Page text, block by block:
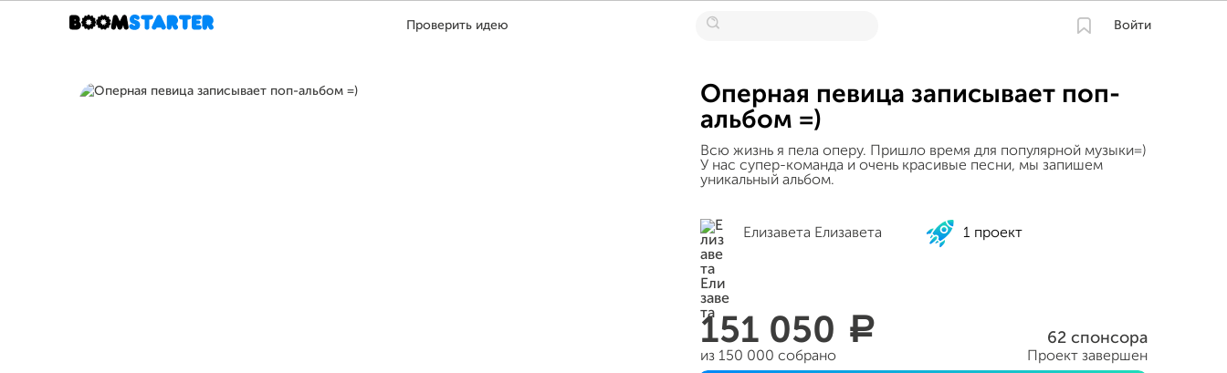
Проверить идею Войти
Оперная певица записывает поп-
альбом =)
Всю жизнь я пела оперу. Пришло время для популярной музыки=)
У нас супер-команда и очень красивые песни, мы запишем
уникальный альбом.
Елизавета Елизавета 1 проект
151 050 a
из 150 000 собрано
62 спонсора
Проект завершен